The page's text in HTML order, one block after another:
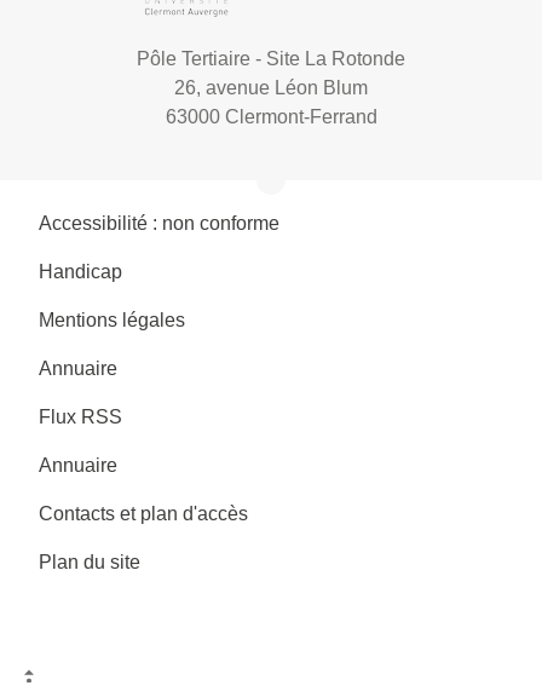
Pôle Tertiaire - Site La Rotonde
26, avenue Léon Blum
63000 Clermont-Ferrand
Accessibilité : non conforme
Handicap
Mentions légales
Annuaire
Flux RSS
Annuaire
Contacts et plan d'accès
Plan du site